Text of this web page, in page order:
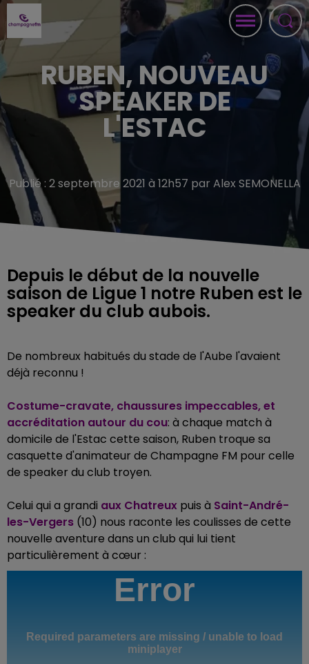
RUBEN, NOUVEAU
SPEAKER DE
L'ESTAC
Publié : 2 septembre 2021 à 12h57 par Alex SEMONELLA
Depuis le début de la nouvelle
saison de Ligue 1 notre Ruben est le
speaker du club aubois.
De nombreux habitués du stade de l'Aube l'avaient
déjà reconnu !
Costume-cravate, chaussures impeccables, et
accréditation autour du cou: à chaque match à
domicile de l'Estac cette saison, Ruben troque sa
casquette d'animateur de Champagne FM pour celle
de speaker du club troyen.
Celui qui a grandi aux Chatreux puis à Saint-André-
les-Vergers (10) nous raconte les coulisses de cette
nouvelle aventure dans un club qui lui tient
particulièrement à cœur :